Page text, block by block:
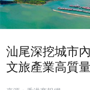
汕尾深挖城市
文旅產業高質